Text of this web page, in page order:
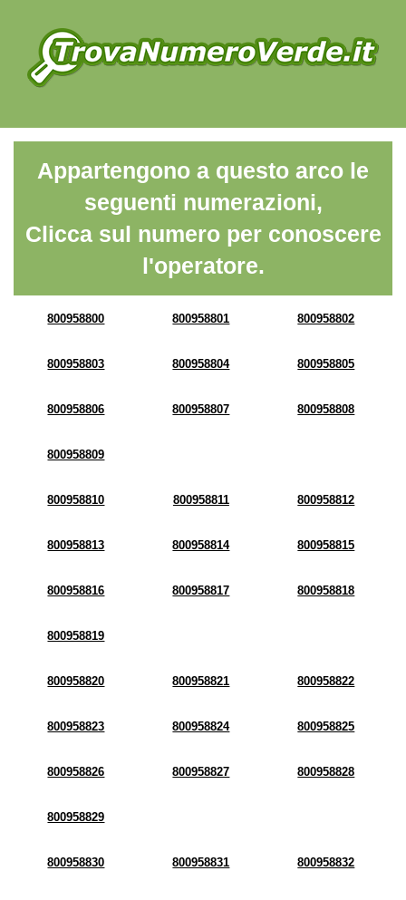
Appartengono a questo arco le
seguenti numerazioni,
Clicca sul numero per conoscere
l'operatore.
800958800 800958801 800958802
800958803 800958804 800958805
800958806 800958807 800958808
800958809
800958810 800958811 800958812
800958813 800958814 800958815
800958816 800958817 800958818
800958819
800958820 800958821 800958822
800958823 800958824 800958825
800958826 800958827 800958828
800958829
800958830 800958831 800958832